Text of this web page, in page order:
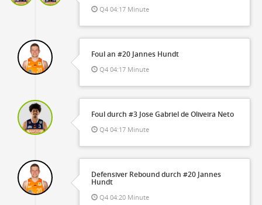
Q4 04:17 Minute
Foul an #20 Jannes Hundt
Q4 04:17 Minute
Foul durch #3 Jose Gabriel de Oliveira Neto
Q4 04:17 Minute
Defensiver Rebound durch #20 Jannes
Hundt
Q4 04:20 Minute